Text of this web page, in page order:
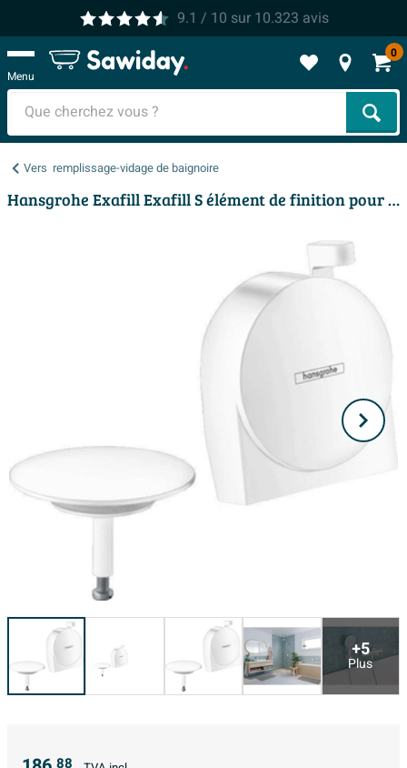
9.1 / 10 sur 10.323 avis
Menu
0
Vers remplissage-vidage de baignoire
Hansgrohe Exafill Exafill S élément de finition pour combinaison vidage. trop-plein et remplissage de baignoire mat blanc
+5
Plus
88